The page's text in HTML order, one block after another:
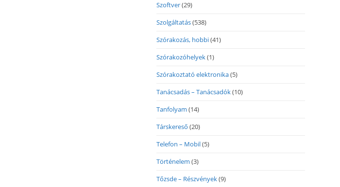
Szoftver(29)
Szolgáltatás(538)
Szórakozás, hobbi(41)
Szórakozóhelyek(1)
Szórakoztató elektronika(5)
Tanácsadás – Tanácsadók(10)
Tanfolyam (14)
Társkereső (20)
Telefon – Mobil(5)
Történelem (3)
Tőzsde – Részvények(9)